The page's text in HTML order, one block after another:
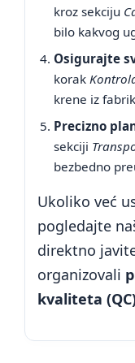
kroz sekciju
bilo kakvog
Osigurajte
korak
krene iz
Precizno
sekciji
bezbedno
Ukoliko već
pogledajte
direktno
organizovali
kvaliteta